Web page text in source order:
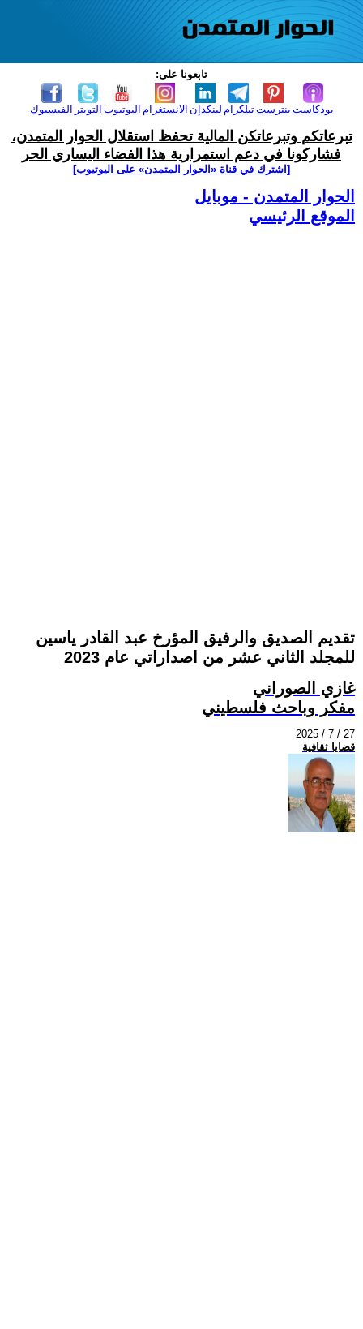
تابعونا على:
الفيسبوك التويتر اليوتيوب الانستغرام لينكدإن تيلكرامبنترست بودكاست
تبرعاتكم وتبرعاتكن المالية تحفظ استقلال الحوار المتمدن،
فشاركونا في دعم استمرارية هذا الفضاء اليساري الحر
[اشترك في قناة ‫«الحوار المتمدن» على اليوتيوب]
الحوار المتمدن - موبايل
الموقع الرئيسي
تقديم الصديق والرفيق المؤرخ عبد القادر ياسين
للمجلد الثاني عشر من اصداراتي عام 2023
غازي الصوراني
مفكر وباحث فلسطيني
2025 / 7 / 27
قضايا ثقافية